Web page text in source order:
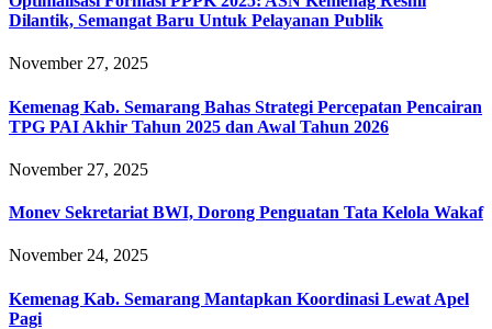
Dilantik, Semangat Baru Untuk Pelayanan Publik
November 27, 2025
Kemenag Kab. Semarang Bahas Strategi Percepatan Pencairan
TPG PAI Akhir Tahun 2025 dan Awal Tahun 2026
November 27, 2025
Monev Sekretariat BWI, Dorong Penguatan Tata Kelola Wakaf
November 24, 2025
Kemenag Kab. Semarang Mantapkan Koordinasi Lewat Apel
Pagi